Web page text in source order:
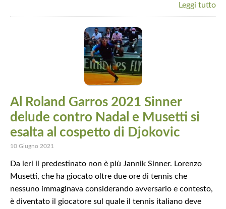
Leggi tutto
Al Roland Garros 2021 Sinner
delude contro Nadal e Musetti si
esalta al cospetto di Djokovic
10 Giugno 2021
Da ieri il predestinato non è più Jannik Sinner. Lorenzo
Musetti, che ha giocato oltre due ore di tennis che
nessuno immaginava considerando avversario e contesto,
è diventato il giocatore sul quale il tennis italiano deve